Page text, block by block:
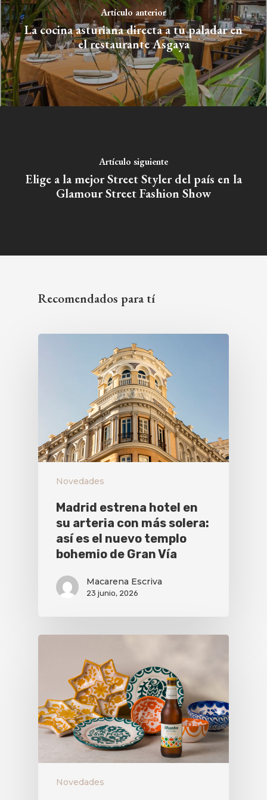
Artículo anterior
La cocina asturiana directa a tu paladar en
el restaurante Asgaya
Artículo siguiente
Elige a la mejor Street Styler del país en la
Glamour Street Fashion Show
Recomendados para tí
Novedades
Madrid estrena hotel en
su arteria con más solera:
así es el nuevo templo
bohemio de Gran Vía
Macarena Escriva
23 junio, 2026
Novedades
Planes
Museos Y
Teatro
Novedades
Cine
GASTRO
Restaurantes
Rutas Por Madrid
Bares Y Cafés
Gourmet
VIAJES
BEAUTY
CONTACTO